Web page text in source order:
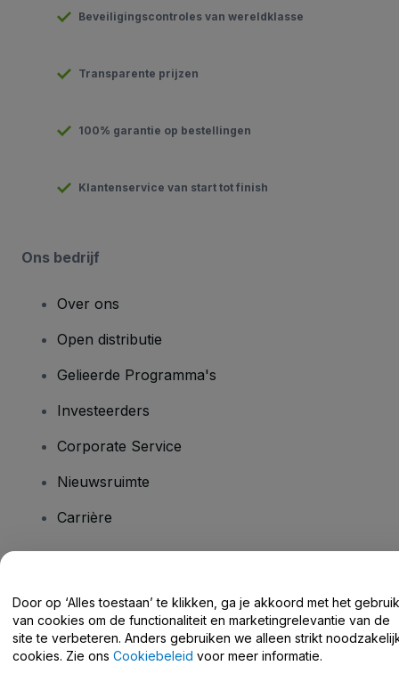
Beveiligingscontroles van wereldklasse
Transparente prijzen
100% garantie op bestellingen
Klantenservice van start tot finish
Ons bedrijf
Over ons
Open distributie
Gelieerde Programma's
Investeerders
Corporate Service
Nieuwsruimte
Carrière
Helpcentrum / Neem Contact Met Ons Op
Door op ‘Alles toestaan’ te klikken, ga je akkoord met het gebruik
van cookies om de functionaliteit en marketingrelevantie van de
site te verbeteren. Anders gebruiken we alleen strikt
cookies. Zie ons Cookiebeleid voor meer informatie.